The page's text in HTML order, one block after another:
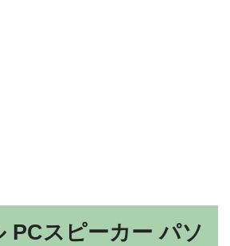
PCスピーカー パソ